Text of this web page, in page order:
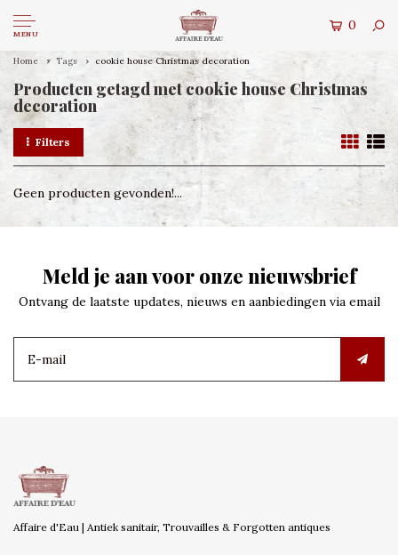
MENU
0
Home Tags cookie house Christmas decoration
Producten getagd met cookie house Christmas
decoration
Filters
Geen producten gevonden!...
Meld je aan voor onze nieuwsbrief
Ontvang de laatste updates, nieuws en aanbiedingen via email
Affaire d'Eau | Antiek sanitair, Trouvailles & Forgotten antiques